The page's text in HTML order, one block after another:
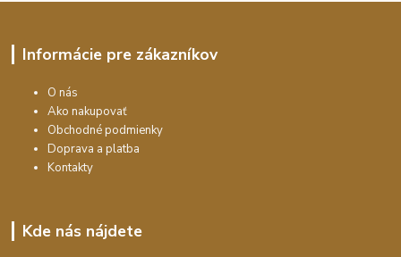
Informácie pre zákazníkov
O nás
Ako nakupovať
Obchodné podmienky
Doprava a platba
Kontakty
Kde nás nájdete